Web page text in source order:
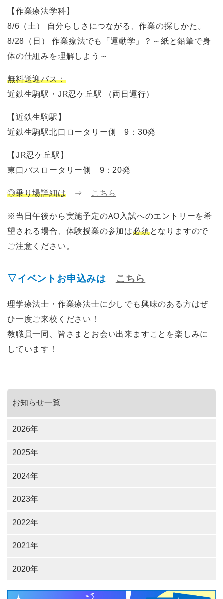
【作業療法学科】
8/6（土） 自分らしさにつながる、作業の探しかた。
8/28（日） 作業療法でも「運動学」？～紙と鉛筆で身
体の仕組みを理解しよう～
無料送迎バス：
近鉄生駒駅・JR忍ケ丘駅 （両日運行）
【近鉄生駒駅】
近鉄生駒駅北口ロータリー側 9：30発
【JR忍ケ丘駅】
東口バスロータリー側 9：20発
◎乗り場詳細は⇒ こちら
※当日午後から実施予定のAO入試へのエントリーを希
望される場合、体験授業の参加は必須となりますので
ご注意ください。
▽イベントお申込みは こちら
理学療法士・作業療法士に少しでも興味のある方はぜ
ひ一度ご来校ください！
教職員一同、皆さまとお会い出来ますことを楽しみに
しています！
お知らせ一覧
2026年
2025年
2024年
2023年
2022年
2021年
2020年